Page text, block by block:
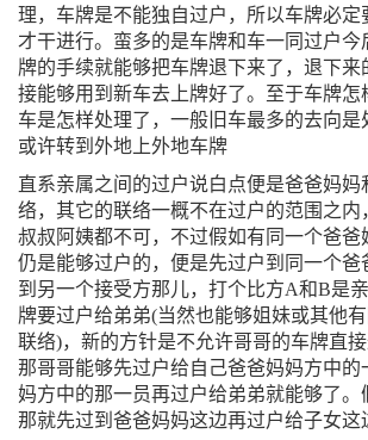
理，车牌是不能独自过户，所以车牌必定
才干进行。蛮多的是车牌和车一同过户今
牌的手续就能够把车牌退下来了，退下来
接能够用到新车去上牌好了。至于车牌怎
车是怎样处理了，一般旧车最多的去向是
或许转到外地上外地车牌
直系亲属之间的过户说白点便是爸爸妈妈
络，其它的联络一概不在过户的范围之内
叔叔阿姨都不可，不过假如有同一个爸爸
仍是能够过户的，便是先过户到同一个爸
到另一个接受方那儿，打个比方A和B是
牌要过户给弟弟(当然也能够姐妹或其他
联络)，新的方针是不允许哥哥的车牌直接
那哥哥能够先过户给自己爸爸妈妈方中的
妈方中的那一员再过户给弟弟就能够了。
那就先过到爸爸妈妈这边再过户给子女这